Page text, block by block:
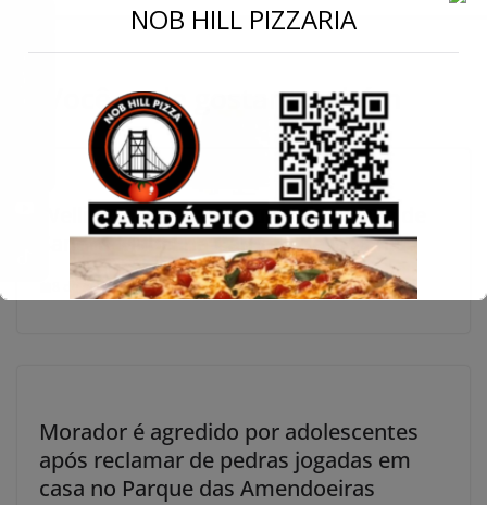
Você pode gostar também
Wellington Bessa assume liderança de
Sandro Mabel na Câmara de Goiânia
8 de setembro de 2025
Morador é agredido por adolescentes
após reclamar de pedras jogadas em
casa no Parque das Amendoeiras
NOB HILL PIZZARIA